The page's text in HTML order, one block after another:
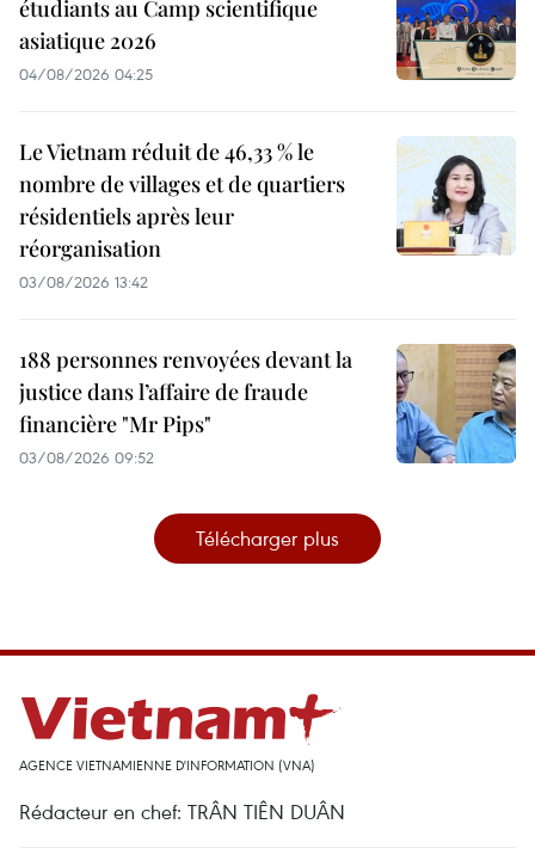
étudiants au Camp scientifique
asiatique 2026
04/08/2026 04:25
Le Vietnam réduit de 46,33 % le
nombre de villages et de quartiers
résidentiels après leur
réorganisation
03/08/2026 13:42
188 personnes renvoyées devant la
justice dans l’affaire de fraude
financière "Mr Pips"
03/08/2026 09:52
Télécharger plus
AGENCE VIETNAMIENNE D'INFORMATION (VNA)
Rédacteur en chef: TRÂN TIÊN DUÂN